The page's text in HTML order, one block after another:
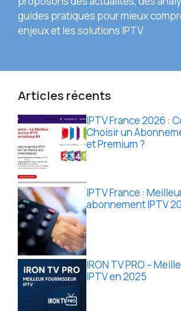
guides pratiques pour mieux
enjeux et les solutions IPTV.
Articles récents
IPTV France 2026 :
Choisir un
et Premium ?
IPTV France :
abonnement IPTV
IRON TV PRO –
IPTV en 2025